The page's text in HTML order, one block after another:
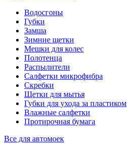
Водосгоны
Губки
Замша
Зимние щетки
Мешки для колес
Полотенца
Распылители
Салфетки микрофибра
Скребки
Щетки для мытья
Губки для ухода за пластиком
Влажные салфетки
Протирочная бумага
Все для автомоек